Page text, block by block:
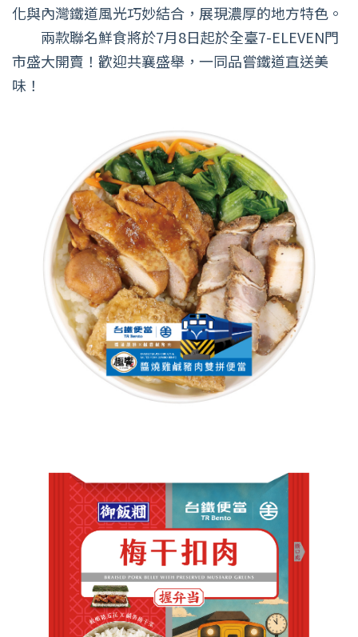
化與內灣鐵道風光巧妙結合，展現濃厚的地方特色。
兩款聯名鮮食將於7月8日起於全臺7-ELEVEN門
市盛大開賣！歡迎共襄盛舉，一同品嘗鐵道直送美
味！